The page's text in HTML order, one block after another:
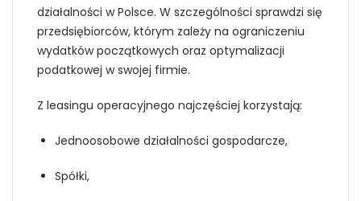
działalności w Polsce. W szczególności sprawdzi się
przedsiębiorców, którym zależy na ograniczeniu
wydatków początkowych oraz optymalizacji
podatkowej w swojej firmie.
Z leasingu operacyjnego najczęściej korzystają:
Jednoosobowe działalności gospodarcze,
Spółki,